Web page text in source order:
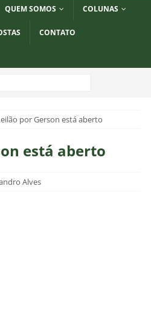
QUEM SOMOS COLUNAS
CONTATO
por Gerson está aberto
está aberto
Alves